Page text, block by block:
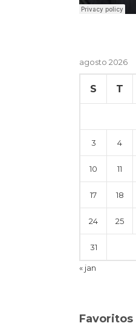
agosto 2026
S T
3 4
10 11
17 18
24 25
31
« jan
Favoritos